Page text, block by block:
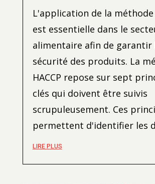
L'application de la méthode
est essentielle dans le
alimentaire afin de garantir
sécurité des produits. La
HACCP repose sur sept
clés qui doivent être suivis
scrupuleusement. Ces
permettent d'identifier les
LIRE PLUS